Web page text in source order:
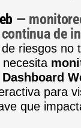
—
de
riesgos no
Dashboard
para
que